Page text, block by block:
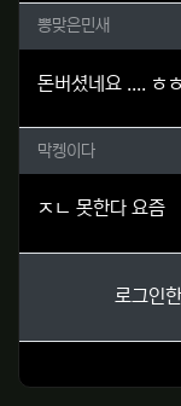
뽕맞은민
뽕맞은민새
돈버셨네요 .... ㅎ
막켕이다님
막켕이다
ㅈㄴ 못한다 요즘
로그인